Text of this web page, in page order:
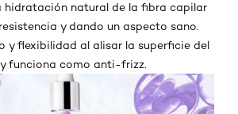
hidratación natural de la fibra capilar
y dando un aspecto sano.
y flexibilidad al alisar la superficie del
funciona como anti-frizz.